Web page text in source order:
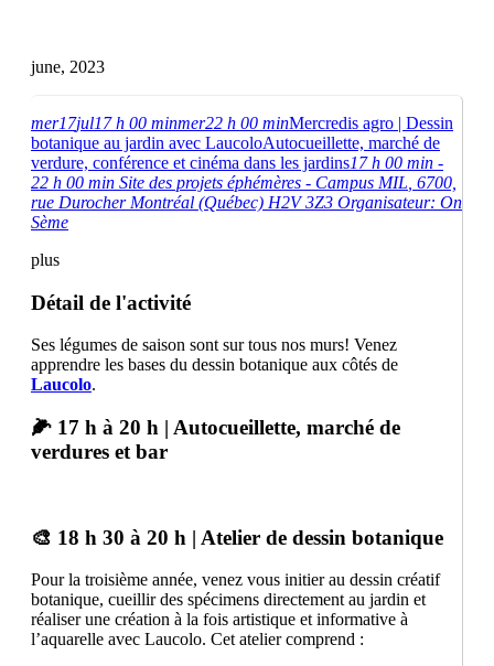
june, 2023
mer17jul17 h 00 minmer22 h 00 minMercredis agro | Dessin
botanique au jardin avec LaucoloAutocueillette, marché de
verdure, conférence et cinéma dans les jardins17 h 00 min -
22 h 00 min Site des projets éphémères - Campus MIL , 6700,
rue Durocher Montréal (Québec) H2V 3Z3 Organisateur: On
Sème
plus
Détail de l'activité
Ses légumes de saison sont sur tous nos murs! Venez
apprendre les bases du dessin botanique aux côtés de
Laucolo.
🌽 17 h à 20 h | Autocueillette, marché de
verdures et bar
🎨 18 h 30 à 20 h | Atelier de dessin botanique
Pour la troisième année, venez vous initier au dessin créatif
botanique, cueillir des spécimens directement au jardin et
réaliser une création à la fois artistique et informative à
l’aquarelle avec Laucolo. Cet atelier comprend :